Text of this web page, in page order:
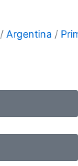
/ Argentina /